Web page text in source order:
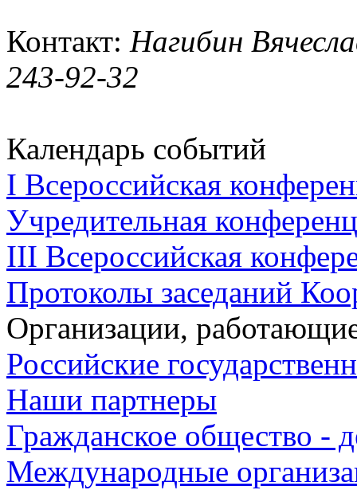
Контакт: Нагибин
243-92-32
Календарь событий
I Всероссийская
Учредительная
III Всероссийская
Протоколы заседаний
Организации,
Российские
Наши партнеры
Гражданское общество -
Международные